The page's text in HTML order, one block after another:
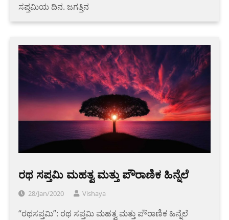
ಸಪ್ತಮಿಯ ದಿನ. ಜಗತ್ತಿನ
ರಥ ಸಪ್ತಮಿ ಮಹತ್ವ ಮತ್ತು ಪೌರಾಣಿಕ ಹಿನ್ನೆಲೆ
28/Jan/2020 Vishaya
“ರಥಸಪ್ತಮಿ”: ರಥ ಸಪ್ತಮಿ ಮಹತ್ವ ಮತ್ತು ಪೌರಾಣಿಕ ಹಿನ್ನೆಲೆ